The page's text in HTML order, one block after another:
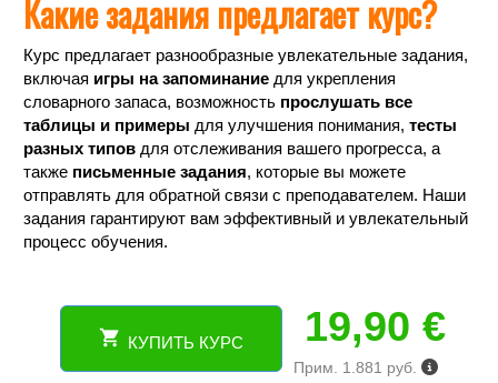
Какие задания предлагает курс?
Курс предлагает разнообразные увлекательные задания,
включая игры на запоминание для укрепления
словарного запаса, возможность прослушать все
таблицы и примеры для улучшения понимания, тесты
разных типов для отслеживания вашего прогресса, а
также письменные задания, которые вы можете
отправлять для обратной связи с преподавателем. Наши
задания гарантируют вам эффективный и увлекательный
процесс обучения.
Количество
товара
КУПИТЬ КУРС 19,90 €
Прим. 1.881 руб.